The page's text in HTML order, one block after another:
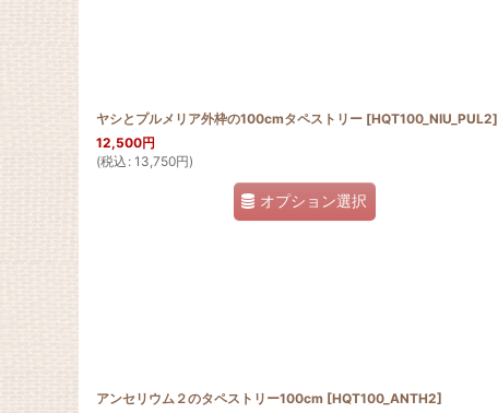
ヤシとプルメリア外枠の100cmタペストリー [HQT100_NIU_PUL2]
12,500円
(税込 : 13,750円)
オプション選択
アンセリウム２のタペストリー100cm [HQT100_ANTH2]